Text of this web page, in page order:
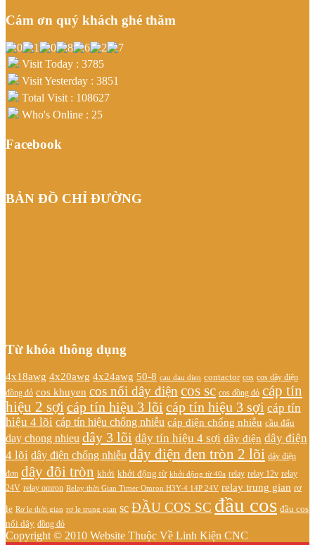
Cám ơn quý khách ghé thăm
Visit Today : 3785
Visit Yesterday : 3851
Total Visit : 108627
Who's Online : 25
Facebook
BẢN ĐỒ CHỈ ĐƯỜNG
Từ khóa thông dụng
4x18awg 4x20awg 4x24awg 50-8 cau dau dien contactor cos cos dây điện
đồng đỏ cos khuyen cos nối dây điện cos sc cos đồng đỏ cáp tín
hiệu 2 sợi cáp tín hiệu 3 lõi cáp tín hiệu 3 sợi cáp tín
hiệu 4 lõi cáp tín hiệu chống nhiễu cáp điện chống nhiễu cầu đấu
day chong nhieu dây 3 lõi dây tín hiệu 4 sợi dây điện dây điện
4 lõi dây điện chống nhiễu dây điện đen tròn 2 lõi dây điện
đơn dây đôi tròn khởi khởi động từ khởi động từ 40a relay relay 12v relay
24V relay omron Relay thời Gian Timer Omron H3Y-4 14P 24V relay trung gian rơ
le Rơ le thời gian rơ le trung gian sc ĐẦU COS SC đầu cos đầu cos
nối dây đồng đỏ
Copyright © 2010 Website Thuộc Về Linh Kiện CNC